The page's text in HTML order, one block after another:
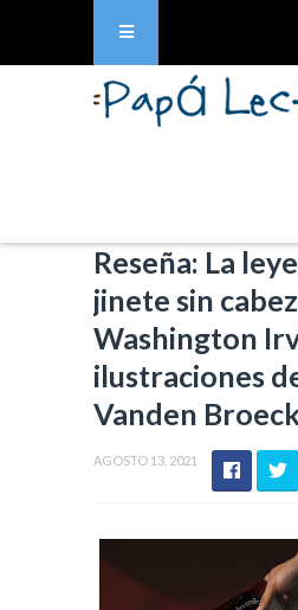
Reseña: La
jinete sin
Washington
ilustraciones
Vanden
AGOSTO 13, 2021